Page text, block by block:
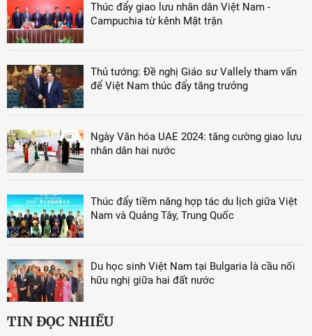
Thúc đẩy giao lưu nhân dân Việt Nam -
Campuchia từ kênh Mặt trận
Thủ tướng: Đề nghị Giáo sư Vallely tham vấn
để Việt Nam thúc đẩy tăng trưởng
Ngày Văn hóa UAE 2024: tăng cường giao lưu
nhân dân hai nước
Thúc đẩy tiềm năng hợp tác du lịch giữa Việt
Nam và Quảng Tây, Trung Quốc
Du học sinh Việt Nam tại Bulgaria là cầu nối
hữu nghị giữa hai đất nước
TIN ĐỌC NHIỀU